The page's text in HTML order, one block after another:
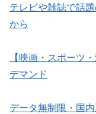
テレビや雑誌で話
から
【映画・スポーツ
デマンド
データ無制限・国